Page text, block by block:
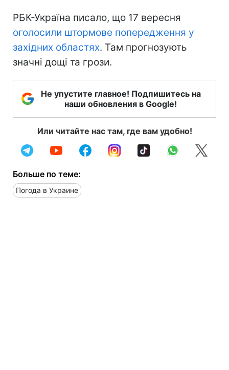
РБК-Україна писало, що 17 вересня
оголосили штормове попередження у
західних областях. Там прогнозують
значні дощі та грози.
Не упустите главное! Подпишитесь на
наши обновления в Google!
Или читайте нас там, где вам удобно!
Больше по теме:
Погода в Украине